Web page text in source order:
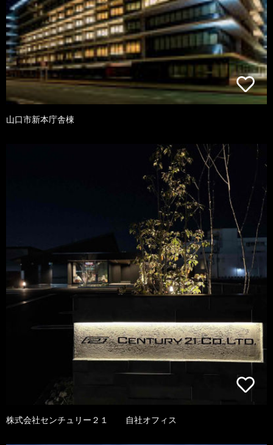
山口市新本庁舎棟
株式会社センチュリー２１ 自社オフィス